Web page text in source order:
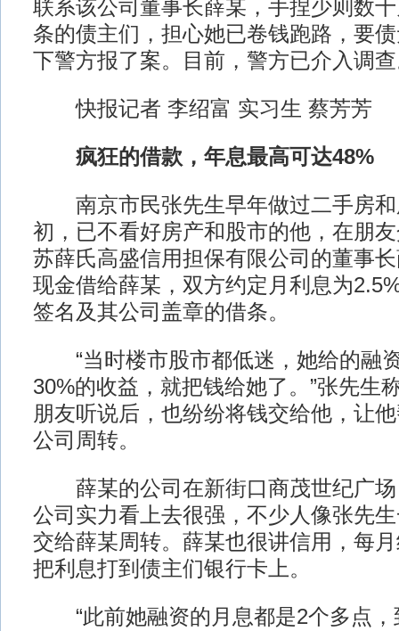
联系该公司董事长薛某，手捏少则数
条的债主们，担心她已卷钱跑路，要
下警方报了案。目前，警方已介入调
快报记者 李绍富 实习生 蔡芳芳
疯狂的借款，年息最高可达48%
南京市民张先生早年做过二手房和
初，已不看好房产和股市的他，在朋
苏薛氏高盛信用担保有限公司的董事
现金借给薛某，双方约定月利息为
签名及其公司盖章的借条。
“当时楼市股市都低迷，她给的融
30%的收益，就把钱给她了。”张先生
朋友听说后，也纷纷将钱交给他，让
公司周转。
薛某的公司在新街口商茂世纪广场
公司实力看上去很强，不少人像张先
交给薛某周转。薛某也很讲信用，每
把利息打到债主们银行卡上。
“此前她融资的月息都是2个多点，